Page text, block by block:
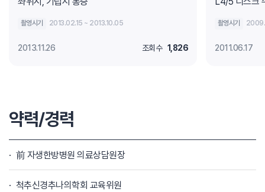
촬영시기 2013.02.15 ~ 2013.10.05
2013.11.26 조회수 1,826
촬영시기
2011.06.17
약력/경력
前 자생한방병원 의료상담원장
척추신경추나의학회 교육위원